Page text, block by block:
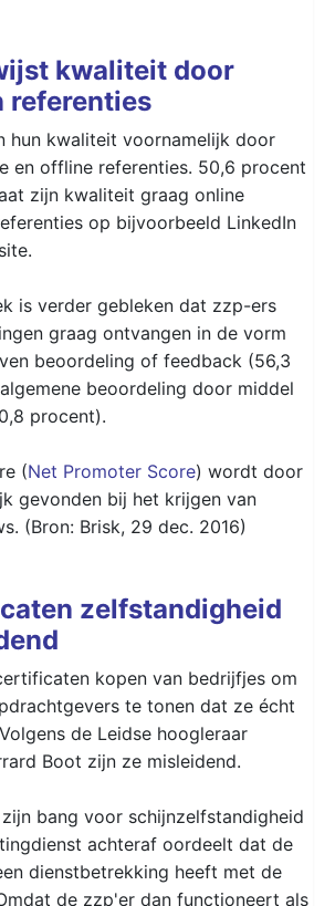
kwaliteit door
referenties
hun kwaliteit voornamelijk door
en offline referenties. 50,6 procent
zijn kwaliteit graag online
op bijvoorbeeld LinkedIn
is verder gebleken dat zzp-ers
graag ontvangen in de vorm
beoordeling of feedback (56,3
beoordeling door middel
procent).
(Net Promoter Score) wordt door
gevonden bij het krijgen van
(Bron: Brisk, 29 dec. 2016)
zelfstandigheid
kopen van bedrijfjes om
te tonen dat ze écht
de Leidse hoogleraar
Boot zijn ze misleidend.
bang voor schijnzelfstandigheid
achteraf oordeelt dat de
dienstbetrekking heeft met de
de zzp'er dan functioneert als